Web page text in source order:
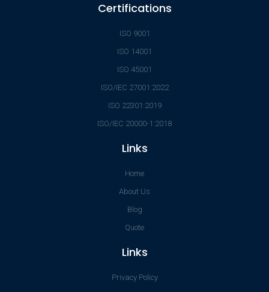
Certifications
ISO 9001
ISO 14001
ISO 45001
ISO/IEC 27001:2022
ISO 22301:2019
ISO/IEC 20000-1:2018
Links
Home
About Us
Blog
Quote
Links
Privacy Policy